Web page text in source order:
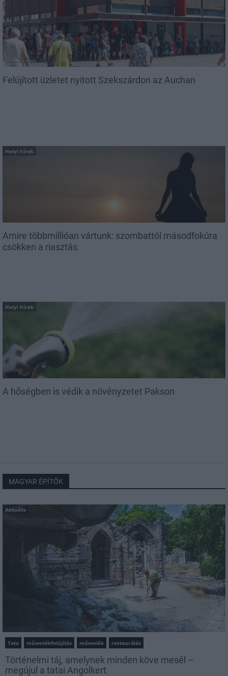
Felújított üzletet nyitott Szekszárdon az Auchan
Helyi hírek
Amire többmillióan vártunk: szombattól másodfokúra
csökken a riasztás
Helyi hírek
A hőségben is védik a növényzetet Pakson
MAGYAR ÉPÍTŐK
Aktuális
Tata műemlékfelújítás műemlék restaurálás
Történelmi táj, amelynek minden köve mesél –
megújul a tatai Angolkert